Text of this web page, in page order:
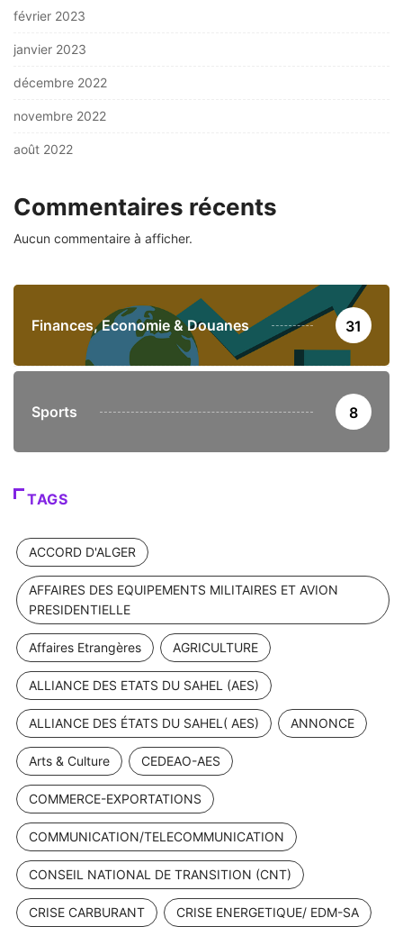
février 2023
janvier 2023
décembre 2022
novembre 2022
août 2022
Commentaires récents
Aucun commentaire à afficher.
Finances, Economie & Douanes 31
Sports 8
TAGS
ACCORD D'ALGER
AFFAIRES DES EQUIPEMENTS MILITAIRES ET AVION
PRESIDENTIELLE
Affaires Etrangères AGRICULTURE
ALLIANCE DES ETATS DU SAHEL (AES)
ALLIANCE DES ÉTATS DU SAHEL( AES) ANNONCE
Arts & Culture CEDEAO-AES
COMMERCE-EXPORTATIONS
COMMUNICATION/TELECOMMUNICATION
CONSEIL NATIONAL DE TRANSITION (CNT)
CRISE CARBURANT CRISE ENERGETIQUE/ EDM-SA